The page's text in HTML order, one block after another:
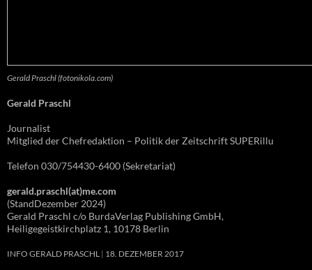
Gerald Praschl (fotonikola.com)
Gerald Praschl
Journalist
Mitglied der Chefredaktion – Politik der Zeitschrift SUPERillu
Telefon 030/754430-6400 (Sekretariat)
gerald.praschl(at)me.com
(StandDezember 2024)
Gerald Praschl c/o BurdaVerlag Publishing GmbH,
Heiligegeistkirchplatz 1, 10178 Berlin
INFO GERALD PRASCHL 18. DEZEMBER 2017